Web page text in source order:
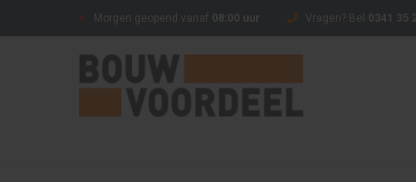
Morgen geopend vanaf 08:00 uur Vragen? Bel 0341 35